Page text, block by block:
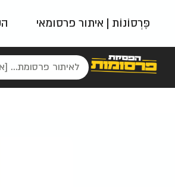
פֶּרְסוֹנוֹת | איתור פרסומאי
פאשן